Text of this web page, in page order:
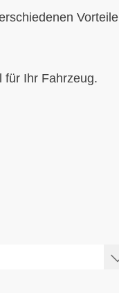
Vorteile
für Ihr Fahrzeug.